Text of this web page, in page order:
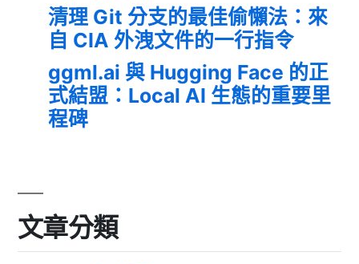
清理 Git 分支的最佳偷懶法：來
自 CIA 外洩文件的一行指令
ggml.ai 與 Hugging Face 的正
式結盟：Local AI 生態的重要里
程碑
文章分類